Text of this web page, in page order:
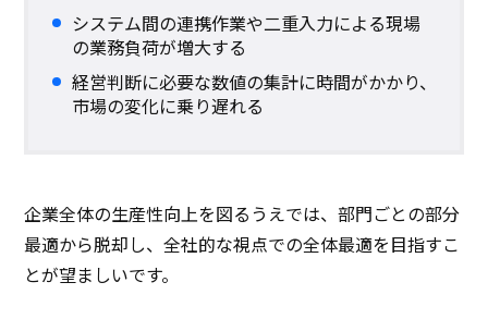
システム間の連携作業や二重入力による現場
の業務負荷が増大する
経営判断に必要な数値の集計に時間がかかり、
市場の変化に乗り遅れる
企業全体の生産性向上を図るうえでは、部門ごとの部分
最適から脱却し、全社的な視点での全体最適を目指すこ
とが望ましいです。